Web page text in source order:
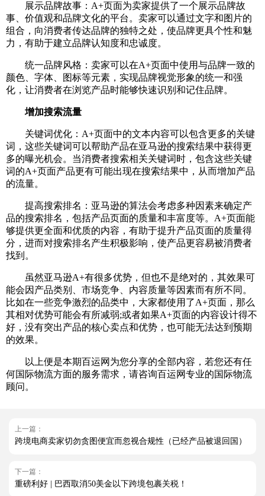
展示品牌故事：A+页面为卖家提供了一个展示品牌故
事、价值观和品牌文化的平台。卖家可以通过文字和图片的
组合，向消费者传达品牌的独特之处，使品牌更具个性和魅
力，有助于建立品牌认知度和忠诚度。
统一品牌风格：卖家可以在A+页面中使用与品牌一致的
颜色、字体、图标等元素，实现品牌视觉形象的统一和强
化，让消费者在浏览产品时能够快速识别和记住品牌。
增加搜索流量
关键词优化：A+页面中的文本内容可以包含更多的关键
词，这些关键词可以帮助产品在亚马逊的搜索结果中获得更
多的曝光机会。当消费者搜索相关关键词时，包含这些关键
词的A+页面产品更有可能出现在搜索结果中，从而增加产品
的流量。
提高搜索排名：亚马逊的算法会考虑多种因素来确定产
品的搜索排名，包括产品页面的质量和丰富度等。A+页面能
够提供更全面和优质的内容，有助于提升产品页面的质量得
分，进而对搜索排名产生积极影响，使产品更容易被消费者
找到。
虽然亚马逊A+有很多优势，但也不是绝对的，其效果可
能会因产品类别、市场竞争、内容质量等因素而有所不同。
比如在一些竞争激烈的品类中，大家都使用了A+页面，那么
其相对优势可能会有所减弱;或者如果A+页面的内容设计得不
好，没有突出产品的核心卖点和优势，也可能无法达到预期
的效果。
以上便是本期百运网为您分享的全部内容，若您还有任
何国际物流方面的服务需求，请咨询百运网专业的国际物流
顾问。
上一篇：
跨境电商卖家切勿贪图便宜而忽视合规性（已经产品被退回国）
下一篇：
重磅利好 | 巴西取消50美金以下跨境包裹关税！